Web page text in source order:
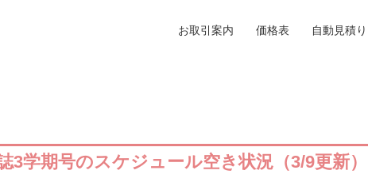
お取引案内 価格表 自動見積り
3学期号のスケジュール空き状況（3/9更新）